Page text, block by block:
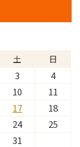
土 日
3
4
10
11
17
18
24
25
31